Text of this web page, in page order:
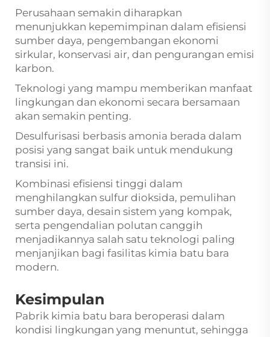
Perusahaan semakin diharapkan
menunjukkan kepemimpinan dalam efisiensi
sumber daya, pengembangan ekonomi
sirkular, konservasi air, dan pengurangan emisi
karbon.
Teknologi yang mampu memberikan manfaat
lingkungan dan ekonomi secara bersamaan
akan semakin penting.
Desulfurisasi berbasis amonia berada dalam
posisi yang sangat baik untuk mendukung
transisi ini.
Kombinasi efisiensi tinggi dalam
menghilangkan sulfur dioksida, pemulihan
sumber daya, desain sistem yang kompak,
serta pengendalian polutan canggih
menjadikannya salah satu teknologi paling
menjanjikan bagi fasilitas kimia batu bara
modern.
Kesimpulan
Pabrik kimia batu bara beroperasi dalam
kondisi lingkungan yang menuntut, sehingga